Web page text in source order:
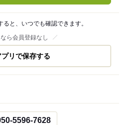
と、いつでも確認できます。
ら会員登録なし
プリで保存する
5596-7628